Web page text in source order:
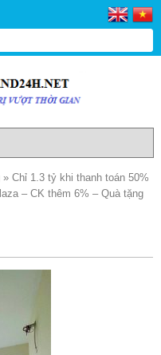
» Chỉ 1.3 tỷ khi thanh toán 50%
– CK thêm 6% – Quà tặng